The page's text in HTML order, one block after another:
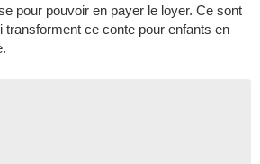
pour pouvoir en payer le loyer. Ce sont
transforment ce conte pour enfants en